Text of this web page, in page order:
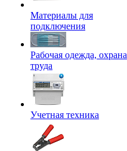
Материалы для
подключения
Рабочая одежда, охрана
труда
Учетная техника